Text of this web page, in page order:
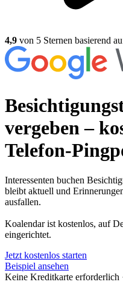
4,9 von 5 Sternen basierend
vergeben–
Telefon-
Interessenten buchen
bleibt aktuell und
ausfallen.
Koalendar ist kostenlos, auf
eingerichtet.
Jetzt kostenlos starten
Beispiel ansehen
Keine Kreditkarte erforderlich